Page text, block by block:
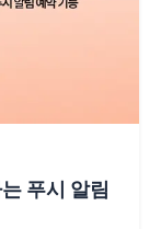
푸시 알림